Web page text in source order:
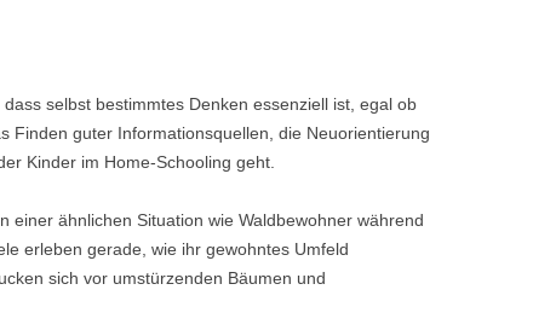
selbst bestimmtes Denken essenziell ist, egal ob
Finden guter Informationsquellen, die Neuorientierung
Kinder im Home-Schooling geht.
einer ähnlichen Situation wie Waldbewohner während
erleben gerade, wie ihr gewohntes Umfeld
sich vor umstürzenden Bäumen und